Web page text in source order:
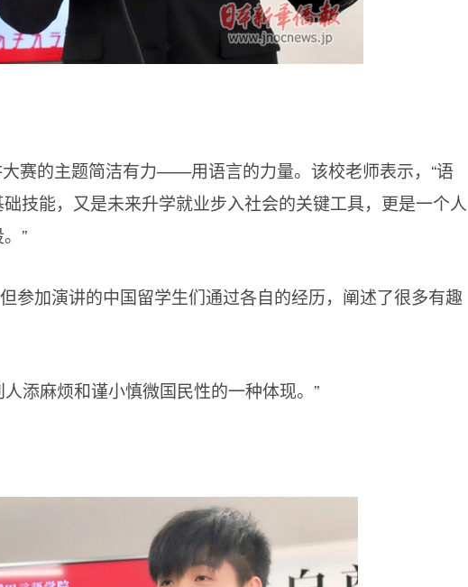
赛的主题简洁有力——用语言的力量。该校老师表示，“语
技能，又是未来升学就业步入社会的关键工具，更是一个人
”
参加演讲的中国留学生们通过各自的经历，阐述了很多有趣
添麻烦和谨小慎微国民性的一种体现。”